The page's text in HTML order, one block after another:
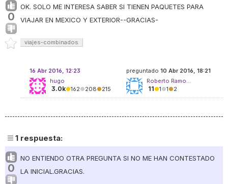
0
OK. SOLO ME INTERESA SABER SI TIENEN PAQUETES PARA
VIAJAR EN MEXICO Y EXTERIOR--GRACIAS-
viajes-combinados
preguntado 10 Abr 2016, 18:21
Roberto Ramo...
11●1●1●2
16 Abr 2016, 12:23
hugo
3.0k●162●208●215
1 respuesta:
0
NO ENTIENDO OTRA PREGUNTA SI NO ME HAN CONTESTADO
LA INICIAL.GRACIAS.